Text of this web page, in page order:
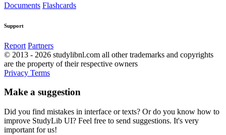
Documents Flashcards
Support
Report Partners
© 2013 - 2026 studylibnl.com all other trademarks and copyrights
are the property of their respective owners
Privacy Terms
Make a suggestion
Did you find mistakes in interface or texts? Or do you know how to
improve StudyLib UI? Feel free to send suggestions. It's very
important for us!